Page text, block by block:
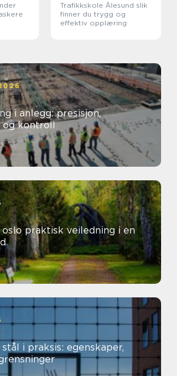
Trafikkskole Ålesund slik
finner du trygg og
effektiv opplæring
i anlegg: presisjon,
kontroll
i en
i praksis: egenskaper,